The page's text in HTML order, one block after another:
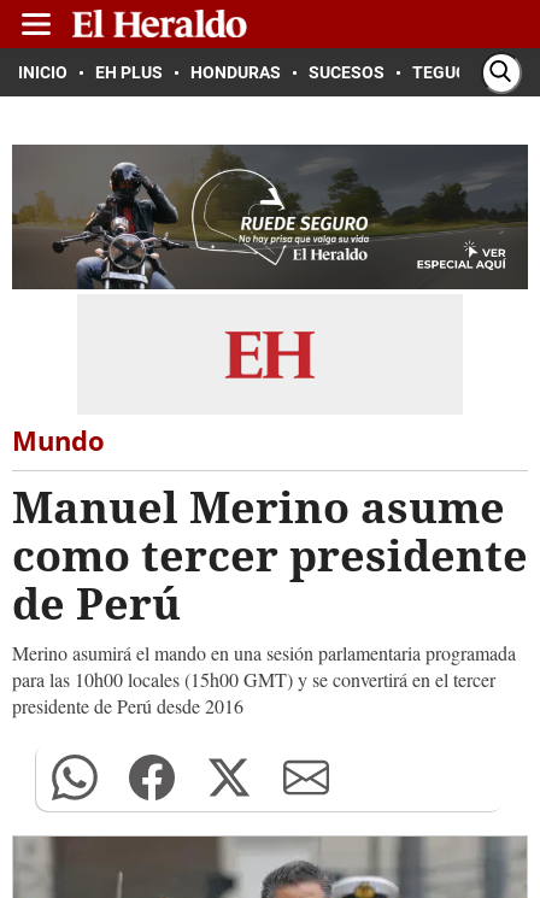
INICIO EH PLUS HONDURAS SUCESOS TEGUCIGALPA
Mundo
Manuel Merino asume
como tercer presidente
de Perú
Merino asumirá el mando en una sesión parlamentaria programada
para las 10h00 locales (15h00 GMT) y se convertirá en el tercer
presidente de Perú desde 2016